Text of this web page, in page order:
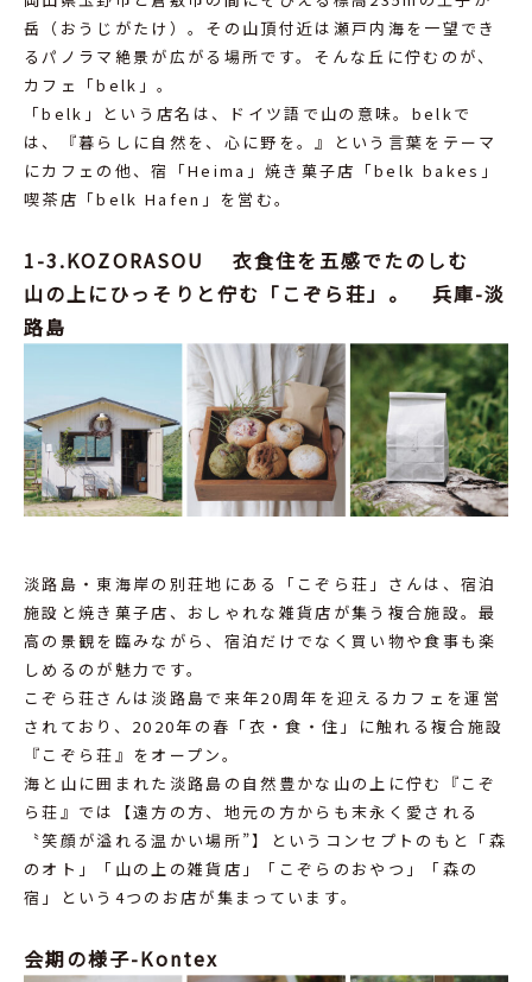
岳（おうじがたけ）。その山頂付近は瀬戸内海を一望でき
るパノラマ絶景が広がる場所です。そんな丘に佇むのが、
カフェ「belk」。
「belk」という店名は、ドイツ語で山の意味。belkで
は、『暮らしに自然を、心に野を。』という言葉をテーマ
にカフェの他、宿「Heima」焼き菓子店「belk bakes」
喫茶店「belk Hafen」を営む。
1-3.KOZORASOU 衣食住を五感でたのしむ
山の上にひっそりと佇む「こぞら荘」。 兵庫-淡
路島
淡路島・東海岸の別荘地にある「こぞら荘」さんは、宿泊
施設と焼き菓子店、おしゃれな雑貨店が集う複合施設。最
高の景観を臨みながら、宿泊だけでなく買い物や食事も楽
しめるのが魅力です。
こぞら荘さんは淡路島で来年20周年を迎えるカフェを運営
されており、2020年の春「衣・食・住」に触れる複合施設
『こぞら荘』をオープン。
海と山に囲まれた淡路島の自然豊かな山の上に佇む『こぞ
ら荘』では【遠方の方、地元の方からも末永く愛される
〝笑顔が溢れる温かい場所”】というコンセプトのもと「森
のオト」「山の上の雑貨店」「こぞらのおやつ」「森の
宿」という4つのお店が集まっています。
会期の様子-Kontex